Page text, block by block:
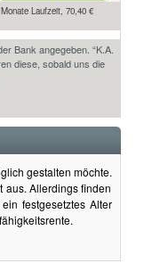
Bank angegeben. “K.A.
diese, sobald uns die
Laufzeit, 70,40 €
gestalten möchte.
aus. Allerdings finden
festgesetztes Alter